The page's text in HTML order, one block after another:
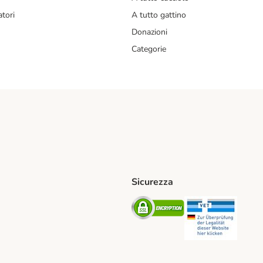
A tutto gattino
Donazioni
Categorie
Method
Shipping Method
Sicurezza
Security